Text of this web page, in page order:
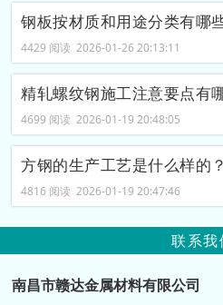
钢板按材质和用途分类有哪
4429 阅读 2026-01-26 20:13:11
精轧螺纹钢施工注意要点有
4699 阅读 2026-01-19 20:48:05
方钢的生产工艺是什么样的？
4816 阅读 2026-01-19 20:47:46
联系我
南昌市赣达金属材料有限公司